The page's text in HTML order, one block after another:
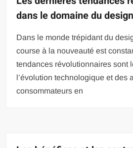
dans le domaine du
Dans le monde trépidant du
course à la nouveauté est
tendances révolutionnaires sont
l’évolution technologique et des
consommateurs en